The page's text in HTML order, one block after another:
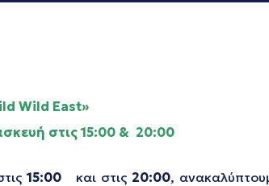
Wild East»
στις 15:00 & 20:00
15:00 και στις 20:00,